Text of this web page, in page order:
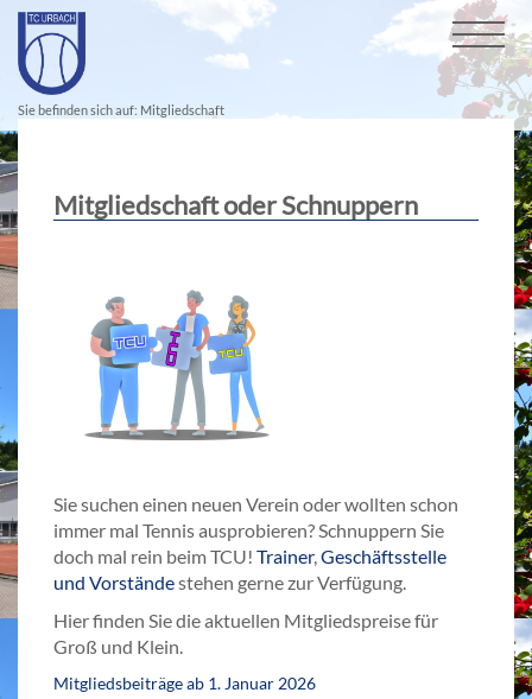
Sie befinden sich auf: Mitgliedschaft
Mitgliedschaft oder Schnuppern
Sie suchen einen neuen Verein oder wollten schon
immer mal Tennis ausprobieren? Schnuppern Sie
doch mal rein beim TCU! Trainer,Geschäftsstelle
und Vorständestehen gerne zur Verfügung.
Hier finden Sie die aktuellen Mitgliedspreise für
Groß und Klein.
Mitgliedsbeiträge ab 1. Januar 2026